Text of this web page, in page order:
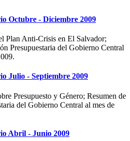
Octubre - Diciembre 2009
Plan Anti-Crisis en El Salvador;
Presupuestaria del Gobierno Central
Julio - Septiembre 2009
Presupuesto y Género; Resumen de
del Gobierno Central al mes de
Abril - Junio 2009